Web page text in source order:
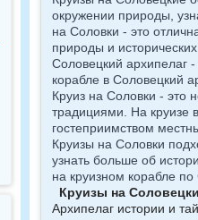
окружении природы,
на Соловки - это
природы и
Соловецкий архипелаг
корабле в Соловецкий
Круиз на Соловки - это
традициями. На круизе
гостеприимством
Круизы на Соловки
узнать больше об
на круизном корабле
Круизы на
Архипелаг истории и